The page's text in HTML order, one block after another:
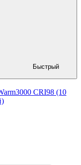
Быстрый
CRI98 (10